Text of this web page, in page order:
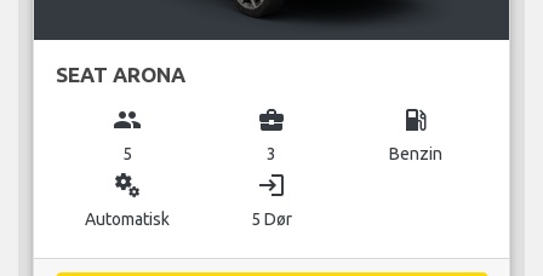
SEAT ARONA
group
5
business_center
3
local_gas_station
Benzin
miscellaneous_services
Automatisk
login
5 Dør